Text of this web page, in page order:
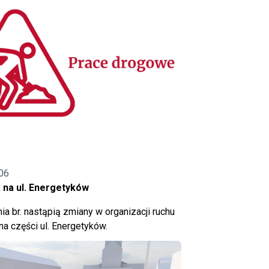
ul. Energetyków
br. nastąpią zmiany w organizacji ruchu
części ul. Energetyków.